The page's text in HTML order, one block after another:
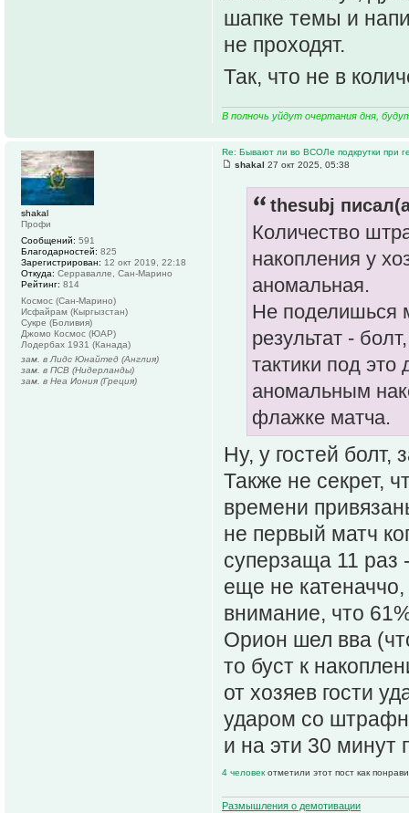
шапке темы и
не проходят.
Так, что не в
В полночь уйдут очертания дня,
Re: Бывают ли во ВСОЛе подкрутки при
shakal 27 окт 2025, 05:38
thesubj
Количество
накопления у
аномальная.
Не поделишься
результат -
тактики под
аномальным
флажке матча.
Ну, у гостей
Также не секрет,
времени
не первый матч
суперзаща 11 раз
еще не
внимание, что
Орион шел вва
то буст к
от хозяев гости
ударом со
и на эти 30 минут
4 человекотметили этот пост как
Размышления о демотивации
shakal
Профи
Сообщений: 591
Благодарностей: 825
Зарегистрирован: 12 окт 2019, 22:18
Откуда: Серравалле, Сан-Марино
Рейтинг: 814
Космос (Сан-Марино)
Исфайрам (Кыргызстан)
Сукре (Боливия)
Джомо Космос (ЮАР)
Лодербах 1931 (Канада)
зам. в Лидс Юнайтед (Англия)
зам. в ПСВ (Нидерланды)
зам. в Неа Иония (Греция)